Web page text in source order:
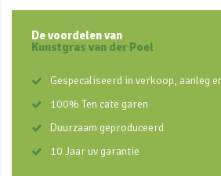
De voordelen van
Kunstgras van der Poel
Gespecaliseerd in verkoop, aanleg
100% Ten cate garen
Duurzaam geproduceerd
10 Jaar uv garantie